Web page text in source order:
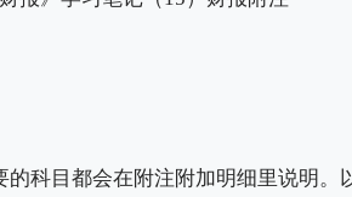
科目都会在附注附加明细里说明。